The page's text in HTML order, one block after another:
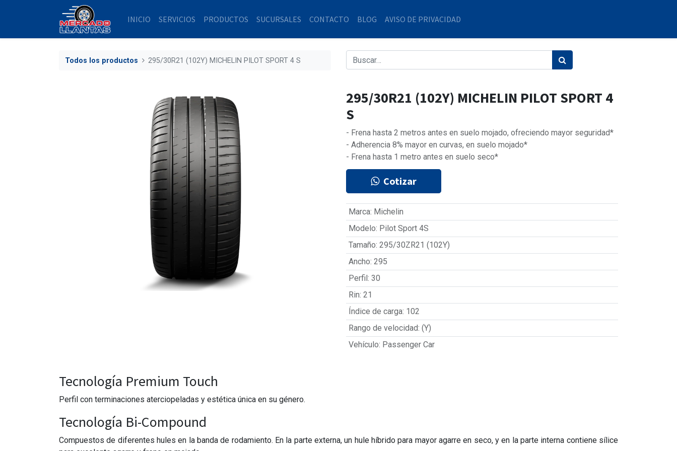
INICIO SERVICIOS PRODUCTOS SUCURSALES CONTACTO BLOG AVISO DE PRIVACIDAD
Todos los productos 295/30R21 (102Y) MICHELIN PILOT SPORT 4 S
295/30R21 (102Y) MICHELIN PILOT SPORT 4
S
- Frena hasta 2 metros antes en suelo mojado, ofreciendo mayor seguridad*
- Adherencia 8% mayor en curvas, en suelo mojado*
- Frena hasta 1 metro antes en suelo seco*
Cotizar
Marca: Michelin
Modelo: Pilot Sport 4S
Tamaño: 295/30ZR21 (102Y)
Ancho: 295
Perfil: 30
Rin: 21
Índice de carga: 102
Rango de velocidad: (Y)
Vehículo: Passenger Car
Tecnología Premium Touch
Perfil con terminaciones aterciopeladas y estética única en su género.
Tecnología Bi-Compound
Compuestos de diferentes hules en la banda de rodamiento. En la parte externa, un hule híbrido para mayor agarre en seco, y en la parte interna contiene sílice